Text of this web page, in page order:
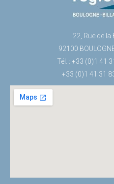
22, Rue de la
92100
Tél. : +33 (0)1 41
+33 (0)1 41 31